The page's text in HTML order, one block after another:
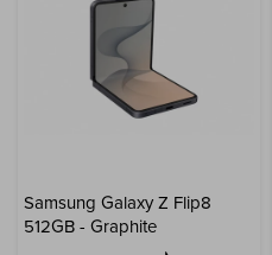
Samsung Galaxy Z Flip8
512GB - Graphite
Movilidad